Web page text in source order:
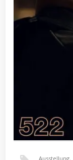
Ausstellung,